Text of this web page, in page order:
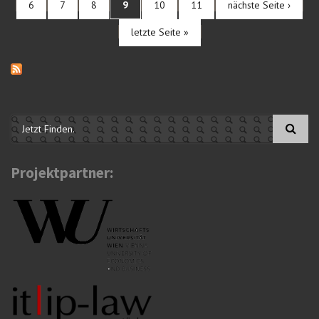
6 7 8 9 10 11 nächste Seite ›
letzte Seite »
Suchformular
Projektpartner: